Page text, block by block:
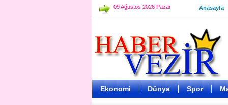
09 Ağustos 2026 Pazar Anasayfa
Ekonomi Dünya Spor